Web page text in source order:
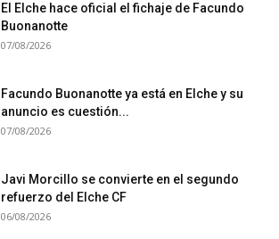
El Elche hace oficial el fichaje de Facundo
Buonanotte
07/08/2026
Facundo Buonanotte ya está en Elche y su
anuncio es cuestión...
07/08/2026
Javi Morcillo se convierte en el segundo
refuerzo del Elche CF
06/08/2026